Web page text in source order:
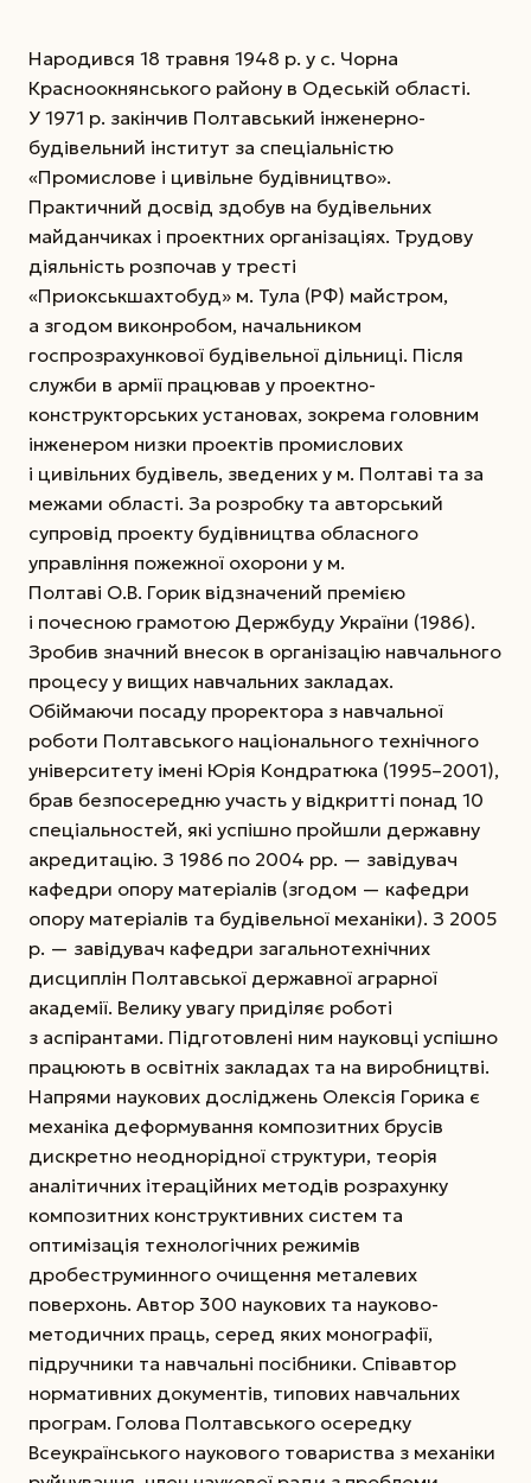
Народився 18 травня 1948 р. у с. Чорна
Красноокнянського району в Одеській області.
У 1971 р. закінчив Полтавський інженерно-
будівельний інститут за спеціальністю
«Промислове і цивільне будівництво».
Практичний досвід здобув на будівельних
майданчиках і проектних організаціях. Трудову
діяльність розпочав у тресті
«Приокськшахтобуд» м. Тула (РФ) майстром,
а згодом виконробом, начальником
госпрозрахункової будівельної дільниці. Після
служби в армії працював у проектно-
конструкторських установах, зокрема головним
інженером низки проектів промислових
і цивільних будівель, зведених у м. Полтаві та за
межами області. За розробку та авторський
супровід проекту будівництва обласного
управління пожежної охорони у м.
Полтаві О.В. Горик відзначений премією
і почесною грамотою Держбуду України (1986).
Зробив значний внесок в організацію навчального
процесу у вищих навчальних закладах.
Обіймаючи посаду проректора з навчальної
роботи Полтавського національного технічного
університету імені Юрія Кондратюка (1995–2001),
брав безпосередню участь у відкритті понад 10
спеціальностей, які успішно пройшли державну
акредитацію. З 1986 по 2004 рр. — завідувач
кафедри опору матеріалів (згодом — кафедри
опору матеріалів та будівельної механіки). З 2005
р. — завідувач кафедри загальнотехнічних
дисциплін Полтавської державної аграрної
академії. Велику увагу приділяє роботі
з аспірантами. Підготовлені ним науковці успішно
працюють в освітніх закладах та на виробництві.
Напрями наукових досліджень Олексія Горика є
механіка деформування композитних брусів
дискретно неоднорідної структури, теорія
аналітичних ітераційних методів розрахунку
композитних конструктивних систем та
оптимізація технологічних режимів
дробеструминного очищення металевих
поверхонь. Автор 300 наукових та науково-
методичних праць, серед яких монографії,
підручники та нав­чальні посібники. Співавтор
нормативних документів, типових навчальних
програм. Голова Полтавського осередку
Всеукраїнського наукового товариства з механіки